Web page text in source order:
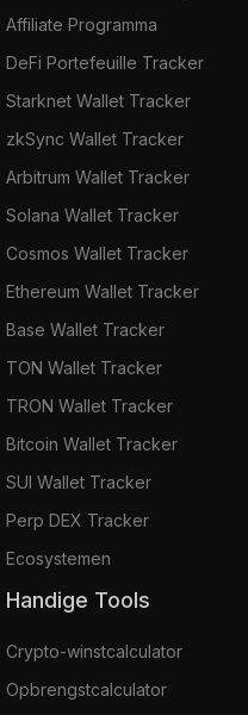
Affiliate Programma
DeFi Portefeuille Tracker
Starknet Wallet Tracker
zkSync Wallet Tracker
Arbitrum Wallet Tracker
Solana Wallet Tracker
Cosmos Wallet Tracker
Ethereum Wallet Tracker
Base Wallet Tracker
TON Wallet Tracker
TRON Wallet Tracker
Bitcoin Wallet Tracker
SUI Wallet Tracker
Perp DEX Tracker
Ecosystemen
Handige Tools
Crypto-winstcalculator
Opbrengstcalculator